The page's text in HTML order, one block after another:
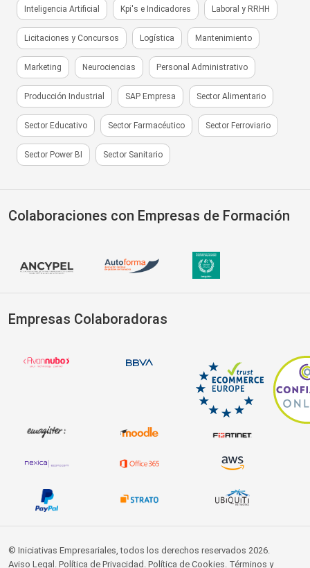
Inteligencia Artificial Kpi's e Indicadores Laboral y RRHH
Licitaciones y Concursos Logística Mantenimiento
Marketing Neurociencias Personal Administrativo
Producción Industrial SAP Empresa Sector Alimentario
Sector Educativo Sector Farmacéutico Sector Ferroviario
Sector Power BI Sector Sanitario
Colaboraciones con Empresas de Formación
Empresas Colaboradoras
© Iniciativas Empresariales, todos los derechos reservados 2026.
Aviso Legal
Política de Privacidad Política de Cookies Términos y